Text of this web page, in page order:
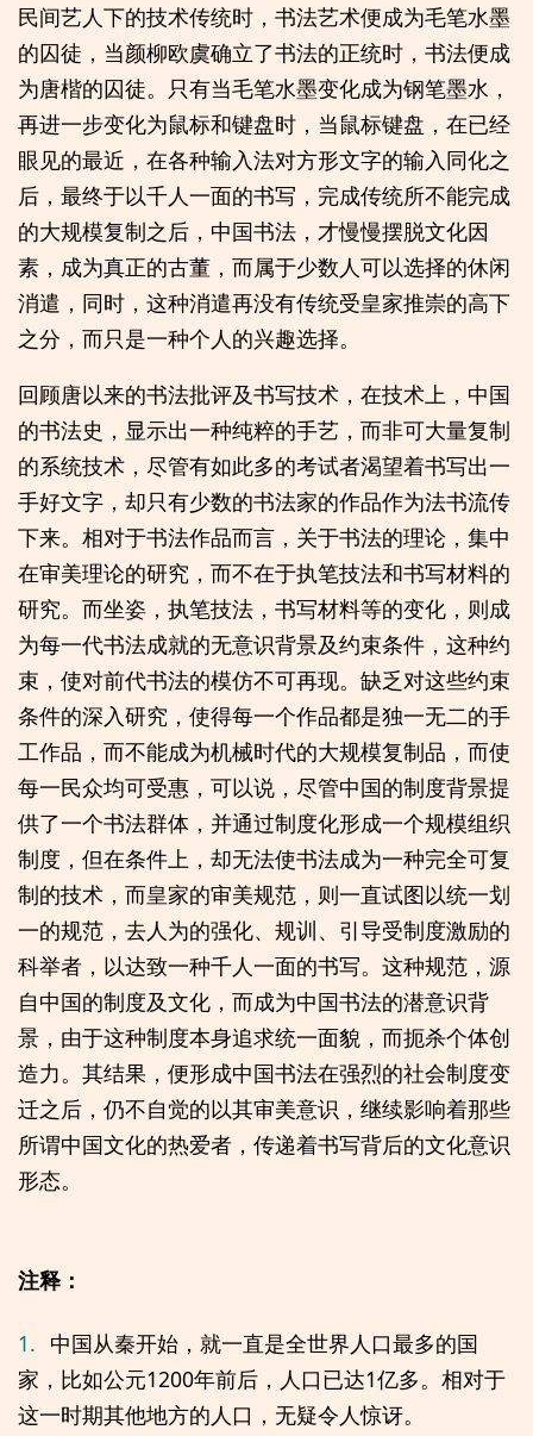
民间艺人下的技术传统时，书法艺术便成为毛笔水墨
的囚徒，当颜柳欧虞确立了书法的正统时，书法便成
为唐楷的囚徒。只有当毛笔水墨变化成为钢笔墨水，
再进一步变化为鼠标和键盘时，当鼠标键盘，在已经
眼见的最近，在各种输入法对方形文字的输入同化之
后，最终于以千人一面的书写，完成传统所不能完成
的大规模复制之后，中国书法，才慢慢摆脱文化因
素，成为真正的古董，而属于少数人可以选择的休闲
消遣，同时，这种消遣再没有传统受皇家推崇的高下
之分，而只是一种个人的兴趣选择。
回顾唐以来的书法批评及书写技术，在技术上，中国
的书法史，显示出一种纯粹的手艺，而非可大量复制
的系统技术，尽管有如此多的考试者渴望着书写出一
手好文字，却只有少数的书法家的作品作为法书流传
下来。相对于书法作品而言，关于书法的理论，集中
在审美理论的研究，而不在于执笔技法和书写材料的
研究。而坐姿，执笔技法，书写材料等的变化，则成
为每一代书法成就的无意识背景及约束条件，这种约
束，使对前代书法的模仿不可再现。缺乏对这些约束
条件的深入研究，使得每一个作品都是独一无二的手
工作品，而不能成为机械时代的大规模复制品，而使
每一民众均可受惠，可以说，尽管中国的制度背景提
供了一个书法群体，并通过制度化形成一个规模组织
制度，但在条件上，却无法使书法成为一种完全可复
制的技术，而皇家的审美规范，则一直试图以统一划
一的规范，去人为的强化、规训、引导受制度激励的
科举者，以达致一种千人一面的书写。这种规范，源
自中国的制度及文化，而成为中国书法的潜意识背
景，由于这种制度本身追求统一面貌，而扼杀个体创
造力。其结果，便形成中国书法在强烈的社会制度变
迁之后，仍不自觉的以其审美意识，继续影响着那些
所谓中国文化的热爱者，传递着书写背后的文化意识
形态。
注释：
1. 中国从秦开始，就一直是全世界人口最多的国
家，比如公元1200年前后，人口已达1亿多。相对于
这一时期其他地方的人口，无疑令人惊讶。